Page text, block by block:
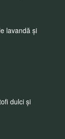
lavandă și
dulci și